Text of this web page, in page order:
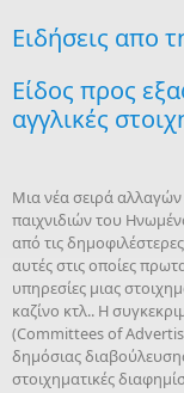
Ειδήσεις απο
Είδος προς
αγγλικές
Μια νέα σειρά
παιχνιδιών του
από τις
αυτές στις οποίες
υπηρεσίες μιας
καζίνο κτλ.. Η
(Committees of
δημόσιας
στοιχηματικές